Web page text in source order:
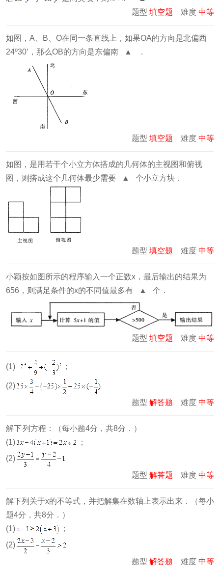
题型 填空题 难度 中等
如图，A、B、O在同一条直线上，如果OA的方向是北偏西
24º30’，那么OB的方向是东偏南 ▲ ．
题型 填空题 难度 中等
如图，是用若干个小立方体搭成的几何体的主视图和俯视
图，则搭成这个几何体最少需要 ▲ 个小立方块．
题型 填空题 难度 中等
小颖按如图所示的程序输入一个正数x，最后输出的结果为
656，则满足条件的x的不同值最多有 ▲ 个．
题型 填空题 难度 中等
(1) ；
(2)
题型 解答题 难度 中等
解下列方程：（每小题4分，共8分．）
(1)
；
(2)
题型 解答题 难度 中等
解下列关于x的不等式，并把解集在数轴上表示出来．（每小
题4分，共8分．）
(1)
；
(2)
题型 解答题 难度 中等